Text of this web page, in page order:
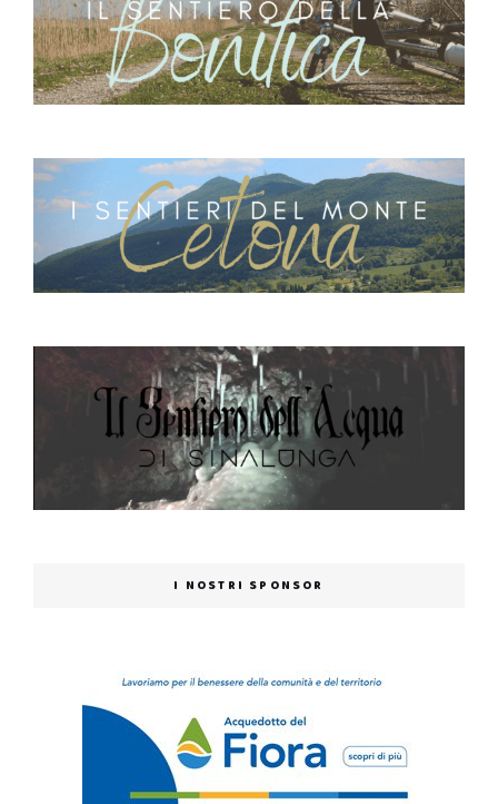
I NOSTRI SPONSOR